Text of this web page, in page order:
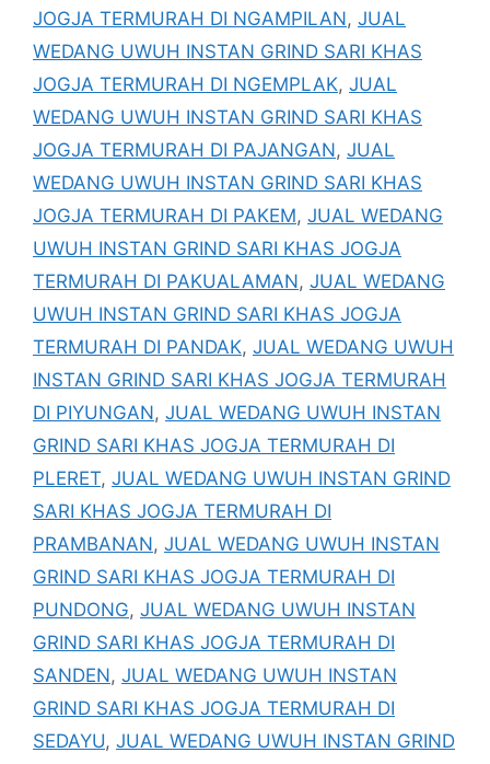
JOGJA TERMURAH DI NGAMPILAN, JUAL
WEDANG UWUH INSTAN GRIND SARI KHAS
JOGJA TERMURAH DI NGEMPLAK, JUAL
WEDANG UWUH INSTAN GRIND SARI KHAS
JOGJA TERMURAH DI PAJANGAN, JUAL
WEDANG UWUH INSTAN GRIND SARI KHAS
JOGJA TERMURAH DI PAKEM, JUAL WEDANG
UWUH INSTAN GRIND SARI KHAS JOGJA
TERMURAH DI PAKUALAMAN, JUAL WEDANG
UWUH INSTAN GRIND SARI KHAS JOGJA
TERMURAH DI PANDAK, JUAL WEDANG UWUH
INSTAN GRIND SARI KHAS JOGJA TERMURAH
DI PIYUNGAN, JUAL WEDANG UWUH INSTAN
GRIND SARI KHAS JOGJA TERMURAH DI
PLERET, JUAL WEDANG UWUH INSTAN GRIND
SARI KHAS JOGJA TERMURAH DI
PRAMBANAN, JUAL WEDANG UWUH INSTAN
GRIND SARI KHAS JOGJA TERMURAH DI
PUNDONG, JUAL WEDANG UWUH INSTAN
GRIND SARI KHAS JOGJA TERMURAH DI
SANDEN, JUAL WEDANG UWUH INSTAN
GRIND SARI KHAS JOGJA TERMURAH DI
SEDAYU, JUAL WEDANG UWUH INSTAN GRIND